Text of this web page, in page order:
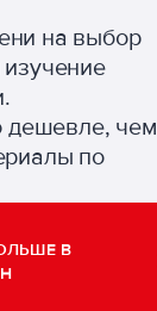
на выбор
дешевле, чем
по
В